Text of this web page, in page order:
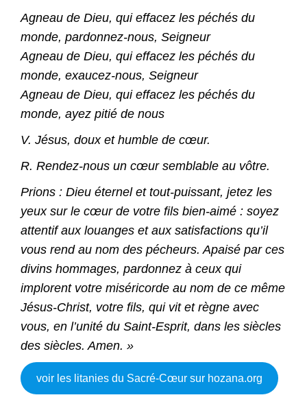
Agneau de Dieu, qui effacez les péchés du
monde, pardonnez-nous, Seigneur
Agneau de Dieu, qui effacez les péchés du
monde, exaucez-nous, Seigneur
Agneau de Dieu, qui effacez les péchés du
monde, ayez pitié de nous
V. Jésus, doux et humble de cœur.
R. Rendez-nous un cœur semblable au vôtre.
Prions : Dieu éternel et tout-puissant, jetez les
yeux sur le cœur de votre fils bien-aimé : soyez
attentif aux louanges et aux satisfactions qu’il
vous rend au nom des pécheurs. Apaisé par ces
divins hommages, pardonnez à ceux qui
implorent votre miséricorde au nom de ce même
Jésus-Christ, votre fils, qui vit et règne avec
vous, en l’unité du Saint-Esprit, dans les siècles
des siècles. Amen. »
voir les litanies du Sacré-Cœur sur hozana.org